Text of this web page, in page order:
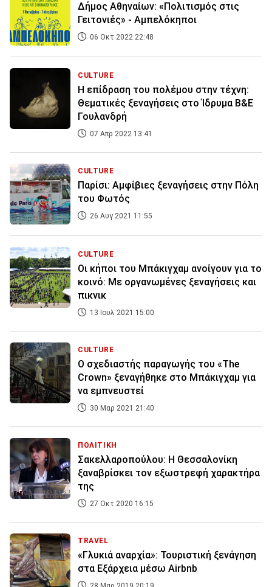
Δήμος Αθηναίων: «Πολιτισμός στις
Γειτονιές» - Αμπελόκηποι
06 Οκτ 2022 22:48
CULTURE
Η επίδραση του πολέμου στην τέχνη:
Θεματικές ξεναγήσεις στο Ίδρυμα Β&Ε
Γουλανδρή
07 Απρ 2022 13:41
CULTURE
Παρίσι: Αμφίβιες ξεναγήσεις στην Πόλη
του Φωτός
26 Αυγ 2021 11:55
CULTURE
Οι κήποι του Μπάκιγχαμ ανοίγουν για το
κοινό: Με οργανωμένες ξεναγήσεις και
πικνικ
13 Ιουλ 2021 15:00
CULTURE
Ο σχεδιαστής παραγωγής του «The
Crown» ξεναγήθηκε στο Μπάκιγχαμ για
να εμπνευστεί
30 Μαρ 2021 21:40
ΠΟΛΙΤΙΚΗ
Σακελλαροπούλου: Η Θεσσαλονίκη
ξαναβρίσκει τον εξωστρεφή χαρακτήρα
της
27 Οκτ 2020 16:15
TRAVEL
«Γλυκιά αναρχία»: Τουριστική ξενάγηση
στα Εξάρχεια μέσω Airbnb